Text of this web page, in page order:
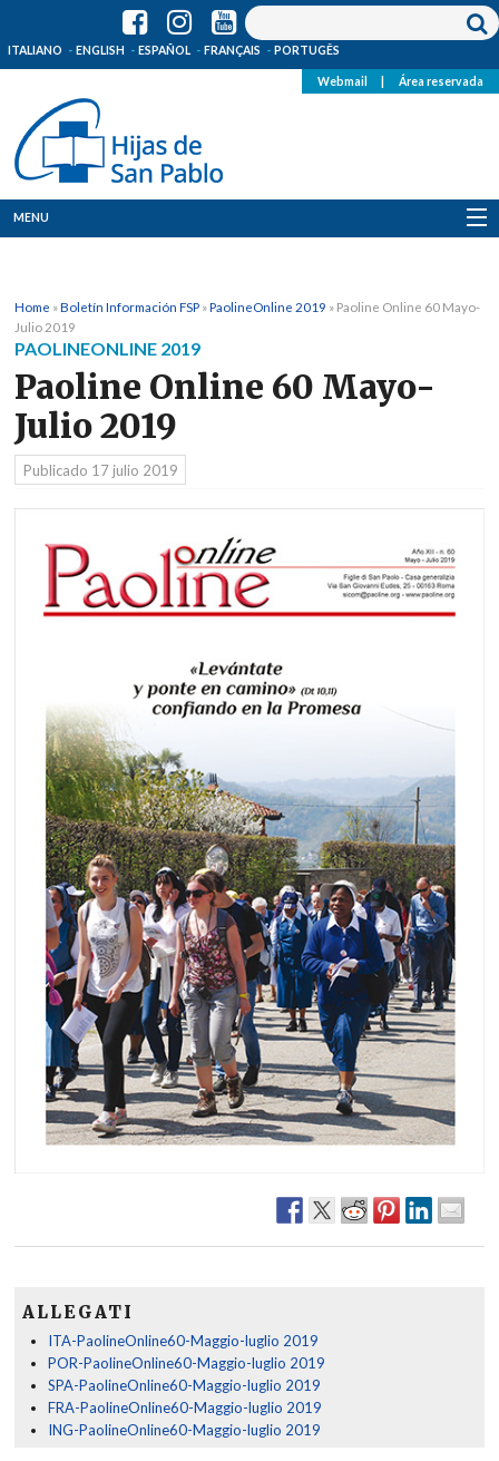
ITALIANO ENGLISH ESPAÑOL FRANÇAIS PORTUGÊS
Webmail Área reservada
MENU
Dónde estamos
Noticias
Recursos
Media
Home »Boletín Información FSP »PaolineOnline 2019 » Paoline Online 60 Mayo-
Julio 2019
PAOLINEONLINE 2019
Paoline Online 60 Mayo-
Julio 2019
Publicado 17 julio 2019
ALLEGATI
ITA-PaolineOnline60-Maggio-luglio 2019
POR-PaolineOnline60-Maggio-luglio 2019
SPA-PaolineOnline60-Maggio-luglio 2019
FRA-PaolineOnline60-Maggio-luglio 2019
ING-PaolineOnline60-Maggio-luglio 2019